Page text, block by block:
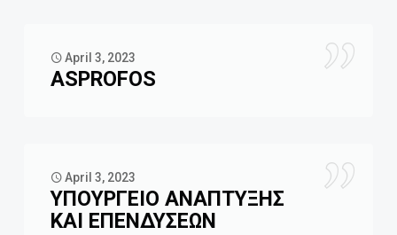
April 3, 2023
ASPROFOS
April 3, 2023
ΥΠΟΥΡΓΕΙΟ ΑΝΑΠΤΥΞΗΣ
ΚΑΙ ΕΠΕΝΔΥΣΕΩΝ